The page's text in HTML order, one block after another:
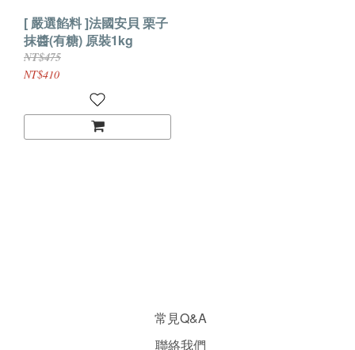
[ 嚴選餡料 ]法國安貝 栗子
抹醬(有糖) 原裝1kg
NT$475
NT$410
常見Q&A
聯絡我們